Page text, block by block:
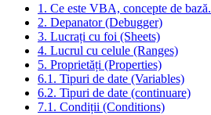
1. Ce este VBA, concepte de bază.
2. Depanator (Debugger)
3. Lucrați cu foi (Sheets)
4. Lucrul cu celule (Ranges)
5. Proprietăți (Properties)
6.1. Tipuri de date (Variables)
6.2. Tipuri de date (continuare)
7.1. Condiții (Conditions)